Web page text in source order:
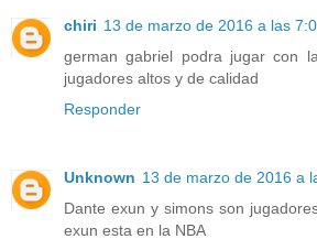
chiri 13 de marzo de 2016 a las
german gabriel podra jugar con
jugadores altos y de calidad
Responder
Unknown 13 de marzo de 2016 a
Dante exun y simons son
exun esta en la NBA